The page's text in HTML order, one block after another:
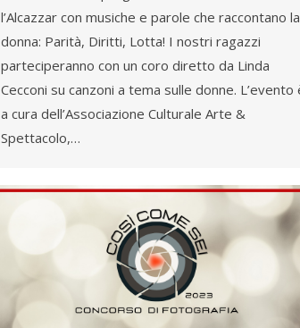
l’Alcazzar con musiche e parole che raccontano la
donna: Parità, Diritti, Lotta! I nostri ragazzi
parteciperanno con un coro diretto da Linda
Cecconi su canzoni a tema sulle donne. L’evento
a cura dell’Associazione Culturale Arte &
Spettacolo,…